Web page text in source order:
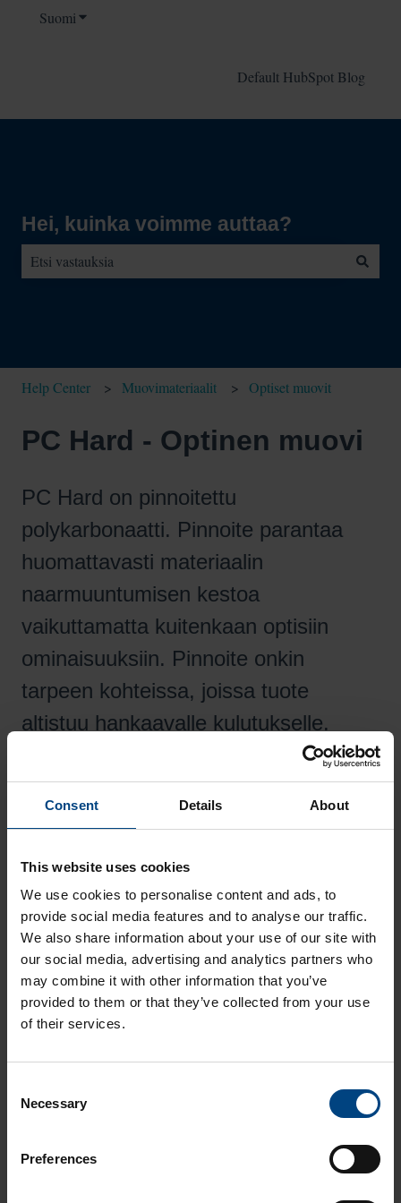
Consent Details About
This website uses cookies
We use cookies to personalise content and ads, to
provide social media features and to analyse our traffic.
We also share information about your use of our site with
our social media, advertising and analytics partners who
may combine it with other information that you’ve
provided to them or that they’ve collected from your use
of their services.
Necessary
Preferences
SuomiNäytä käännöksien alavalikko
Default HubSpot Blog
Hei, kuinka voimme auttaa?
Help Center Muovimateriaalit Optiset muovit
PC Hard - Optinen muovi
PC Hard on pinnoitettu
polykarbonaatti. Pinnoite parantaa
huomattavasti materiaalin
naarmuuntumisen kestoa
vaikuttamatta kuitenkaan optisiin
ominaisuuksiin. Pinnoite onkin
tarpeen kohteissa, joissa tuote
altistuu hankaavalle kulutukselle.
Liittyvät artikkelit
PC, Polykarbonaatti - Tekninen muovi
PC DX LED - Optinen muovi
Simona®PC FR Rail - Perusmuovi
PC UV AdLight - Optinen muovi
PC FR - Optinen muovi
Videot
Asiakasreferenssit
Muovikoulu
Muovikoulu testaa videosarja
Oppaat